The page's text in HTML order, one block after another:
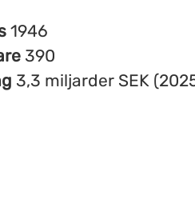
1946
390
3,3 miljarder SEK